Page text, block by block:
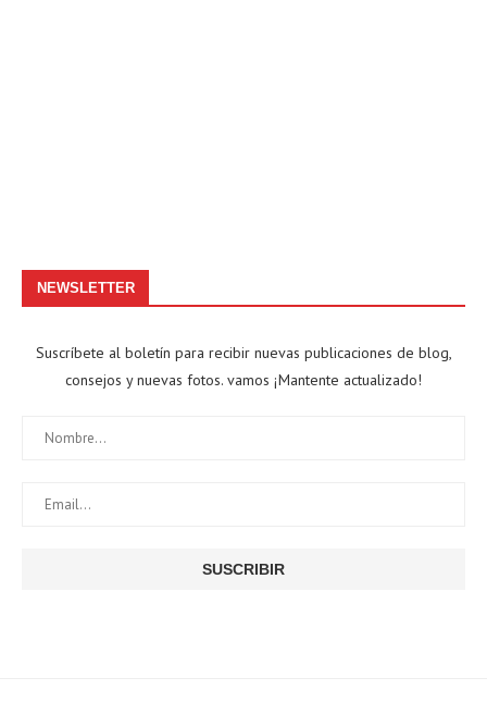
NEWSLETTER
Suscríbete al boletín para recibir nuevas publicaciones de blog,
consejos y nuevas fotos. vamos ¡Mantente actualizado!